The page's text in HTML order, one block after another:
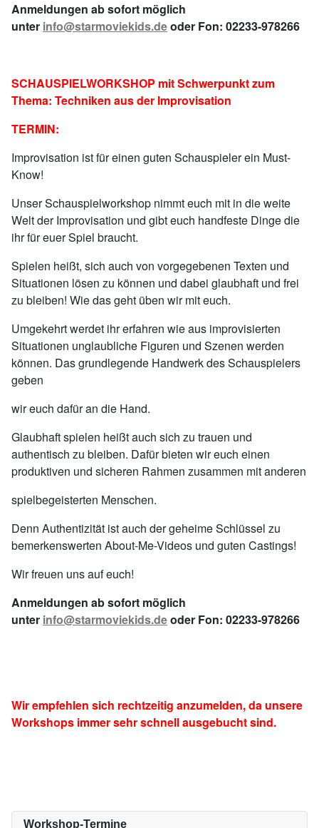
Anmeldungen ab sofort möglich
unter info@starmoviekids.deoder Fon: 02233-978266
SCHAUSPIELWORKSHOP mit Schwerpunkt zum
Thema: Techniken aus der Improvisation
TERMIN:
Improvisation ist für einen guten Schauspieler ein Must-
Know!
Unser Schauspielworkshop nimmt euch mit in die weite
Welt der Improvisation und gibt euch handfeste Dinge die
ihr für euer Spiel braucht.
Spielen heißt, sich auch von vorgegebenen Texten und
Situationen lösen zu können und dabei glaubhaft und frei
zu bleiben! Wie das geht üben wir mit euch.
Umgekehrt werdet ihr erfahren wie aus improvisierten
Situationen unglaubliche Figuren und Szenen werden
können. Das grundlegende Handwerk des Schauspielers
geben
wir euch dafür an die Hand.
Glaubhaft spielen heißt auch sich zu trauen und
authentisch zu bleiben. Dafür bieten wir euch einen
produktiven und sicheren Rahmen zusammen mit anderen
spielbegeisterten Menschen.
Denn Authentizität ist auch der geheime Schlüssel zu
bemerkenswerten About-Me-Videos und guten Castings!
Wir freuen uns auf euch!
Anmeldungen ab sofort möglich
unter info@starmoviekids.deoder Fon: 02233-978266
Wir empfehlen sich rechtzeitig anzumelden, da unsere
Workshops immer sehr schnell ausgebucht sind.
Workshop-Termine